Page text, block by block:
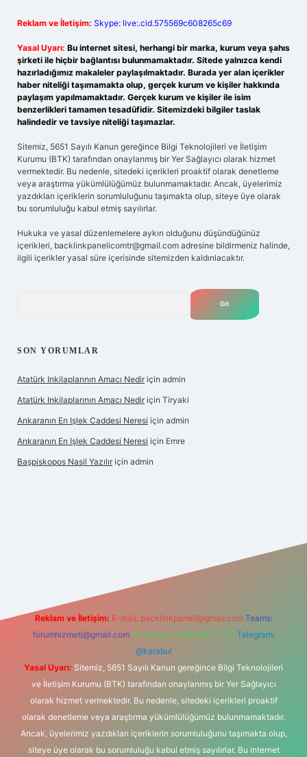
Reklam ve İletişim: Skype: live:.cid.575569c608265c69
Yasal Uyarı: Bu internet sitesi, herhangi bir marka, kurum veya şahıs
şirketi ile hiçbir bağlantısı bulunmamaktadır. Sitede yalnızca kendi
hazırladığımız makaleler paylaşılmaktadır. Burada yer alan içerikler
haber niteliği taşımamakta olup, gerçek kurum ve kişiler hakkında
paylaşım yapılmamaktadır. Gerçek kurum ve kişiler ile isim
benzerlikleri tamamen tesadüfidir. Sitemizdeki bilgiler taslak
halindedir ve tavsiye niteliği taşımazlar.
Sitemiz, 5651 Sayılı Kanun gereğince Bilgi Teknolojileri ve İletişim
Kurumu (BTK) tarafından onaylanmış bir Yer Sağlayıcı olarak hizmet
vermektedir. Bu nedenle, sitedeki içerikleri proaktif olarak denetleme
veya araştırma yükümlülüğümüz bulunmamaktadır. Ancak, üyelerimiz
yazdıkları içeriklerin sorumluluğunu taşımakta olup, siteye üye olarak
bu sorumluluğu kabul etmiş sayılırlar.
Hukuka ve yasal düzenlemelere aykırı olduğunu düşündüğünüz
içerikleri, backlinkpanelicomtr@gmail.com adresine bildirmeniz halinde,
ilgili içerikler yasal süre içerisinde sitemizden kaldırılacaktır.
SON YORUMLAR
Atatürk Inkilaplarının Amacı Nedir için admin
Atatürk Inkilaplarının Amacı Nedir için Tiryaki
Ankaranın En Işlek Caddesi Neresi için admin
Ankaranın En Işlek Caddesi Neresi için Emre
Başpiskopos Nasil Yazılır için admin
Reklam ve İletişim: E-mail: backlinkpaneli@gmail.com Teams:
forumhizmeti@gmail.com Whatsapp: 0262 606 0 726 Telegram:
@karabul
Yasal Uyarı: Sitemiz, 5651 Sayılı Kanun gereğince Bilgi Teknolojileri
ve İletişim Kurumu (BTK) tarafından onaylanmış bir Yer Sağlayıcı
olarak hizmet vermektedir. Bu nedenle, sitedeki içerikleri proaktif
olarak denetleme veya araştırma yükümlülüğümüz bulunmamaktadır.
Ancak, üyelerimiz yazdıkları içeriklerin sorumluluğunu taşımakta olup,
siteye üye olarak bu sorumluluğu kabul etmiş sayılırlar. Bu internet